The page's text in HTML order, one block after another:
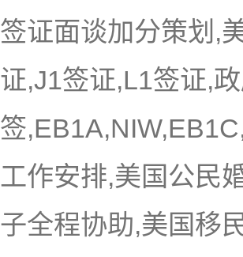
签证面谈加分策划,
证,J1签证,L1签证,
签
工作安排,美国公民
子全程协助,美国移